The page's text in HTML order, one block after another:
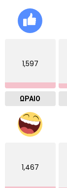
1,597
ΩΡΑΙΟ
1,467